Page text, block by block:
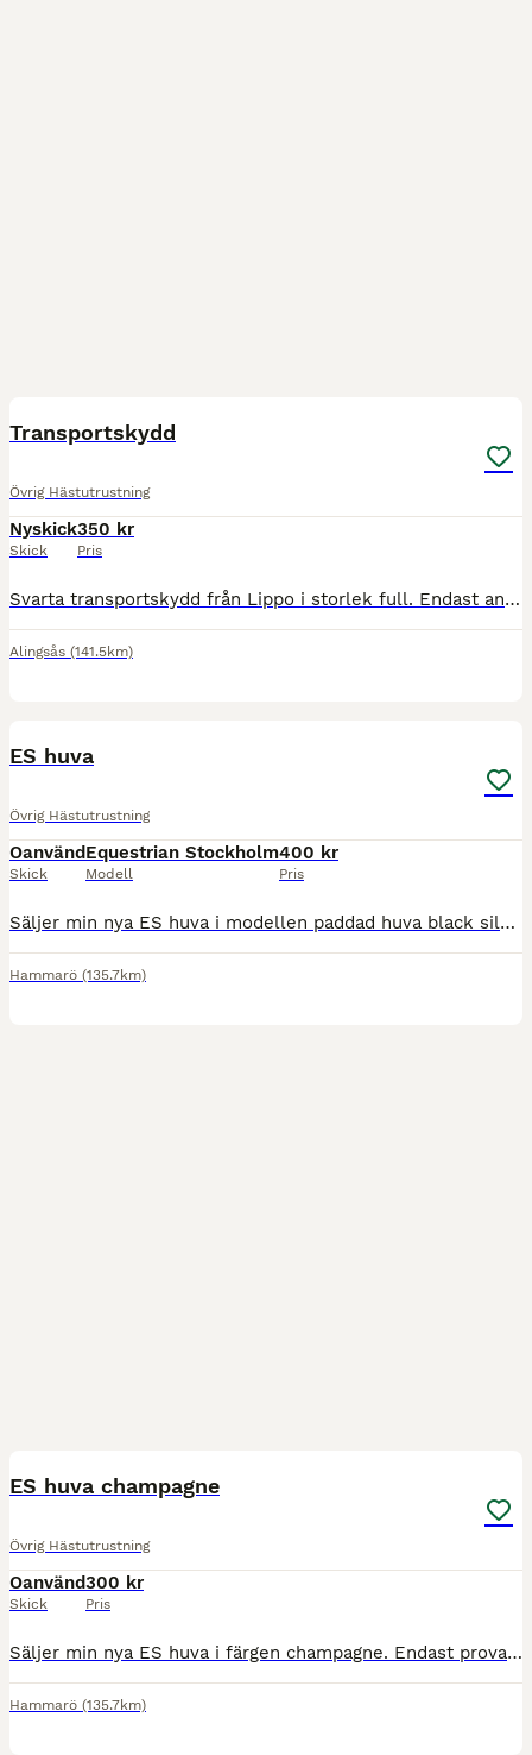
Transportskydd
Övrig Hästutrustning
Nyskick
Skick
350 kr
Pris
Svarta transportskydd från Lippo i storlek full. Endast använda en gång. Något smutsiga nedtill. Nypris 700:- nu 350:-
Alingsås (141.5km)
ES huva
Övrig Hästutrustning
Oanvänd
Skick
Equestrian Stockholm
Modell
400 kr
Pris
Säljer min nya ES huva i modellen paddad huva black silver. Endast provad, storlek full Nypris: 599 kr Mitt pris: 400 kr Köparen står för frakten. Pris kan diskuteras.
Hammarö (135.7km)
ES huva champagne
Övrig Hästutrustning
Oanvänd
Skick
300 kr
Pris
Säljer min nya ES huva i färgen champagne. Endast provad, storlek ponny Nypris: 499 kr Mitt pris: 300 kr Köparen står för frakten. Pris kan diskuteras.
Hammarö (135.7km)